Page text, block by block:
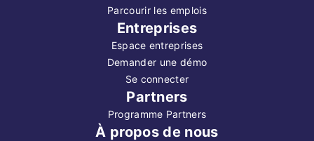
Parcourir les emplois
Entreprises
Espace entreprises
Demander une démo
Se connecter
Partners
Programme Partners
À propos de nous